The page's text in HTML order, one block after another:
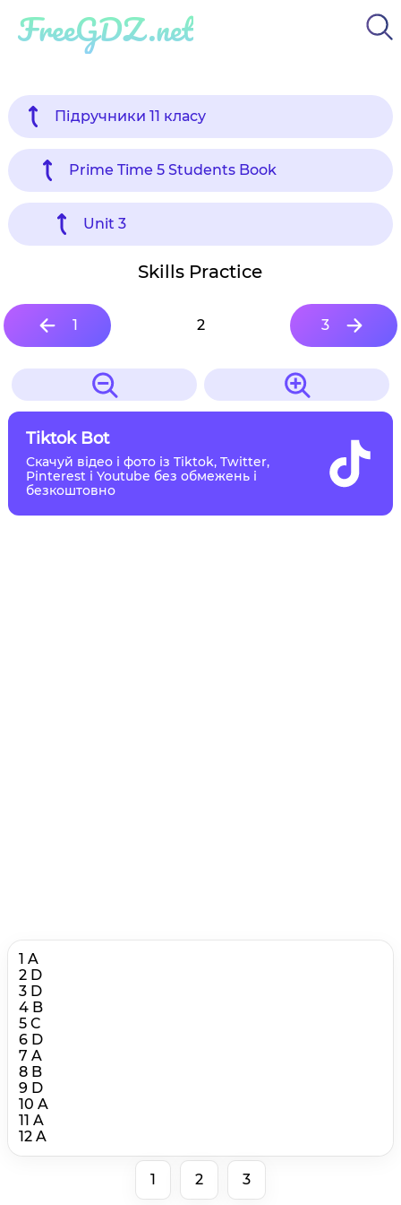
FreeGDZ.net
Підручники 11 класу
Prime Time 5 Students Book
Unit 3
Skills Practice
1 2 3
Tiktok Bot
Скачуй відео і фото із Tiktok, Twitter,
Pinterest і Youtube без обмежень і
безкоштовно
1 A
2 D
3 D
4 B
5 C
6 D
7 A
8 B
9 D
10 A
11 A
12 A
1 2 3